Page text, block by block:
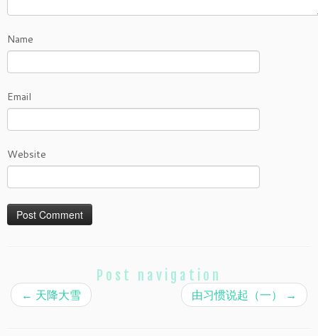
Name
Email
Website
Post navigation
← 天降大雪 由习惯说起（一） →